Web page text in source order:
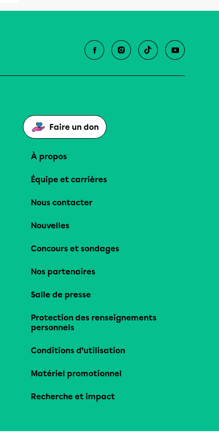
Faire un don
À propos
Équipe et carrières
Nous contacter
Nouvelles
Concours et sondages
Nos partenaires
Salle de presse
Protection des renseignements
personnels
Conditions d’utilisation
Matériel promotionnel
Recherche et impact